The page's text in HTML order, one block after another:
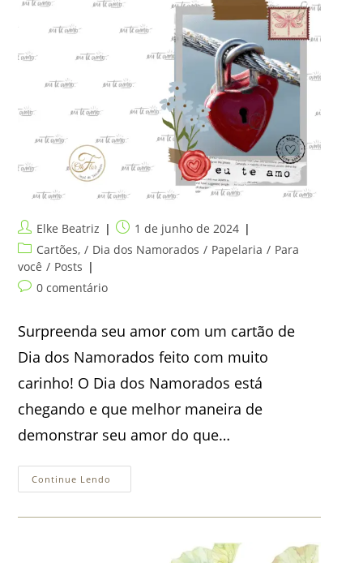
Autor
do
post:
Elke Beatriz
Post
publicado:
1 de junho de 2024
Categoria
do
post:
Cartões, / Dia dos Namorados / Papelaria / Para
você / Posts
Comentários
0 comentário
Surpreenda seu amor com um cartão de
Dia dos Namorados feito com muito
carinho! O Dia dos Namorados está
chegando e que melhor maneira de
demonstrar seu amor do que…
Continue Lendo
Dia
Namorados